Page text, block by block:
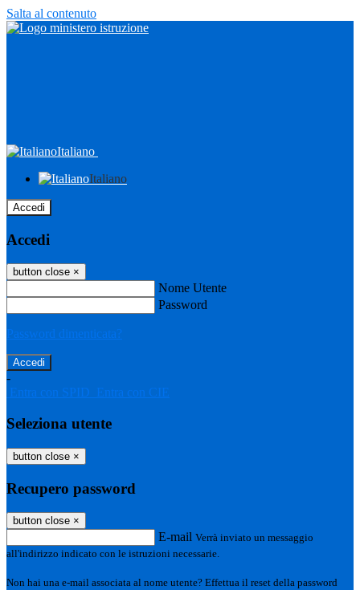
Salta al contenuto
Italiano
Italiano
Accedi
Accedi
button close ×
Nome Utente
Password
Password dimenticata?
-
Entra con SPID
Entra con CIE
Seleziona utente
button close ×
Recupero password
button close ×
E-mail Verrà inviato un messaggio
all'indirizzo indicato con le istruzioni necessarie.
Non hai una e-mail associata al nome utente? Effettua il reset della password